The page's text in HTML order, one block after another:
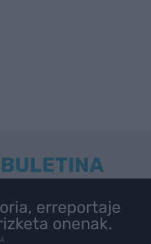
erreportaje
onenak.